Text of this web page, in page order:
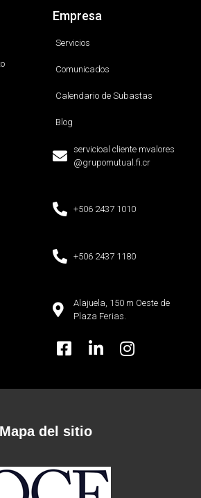
Empresa
Servicios
Comunicados
Calendario de Subastas
Blog
servicioal cliente mvalores
@grupomutual.fi.cr
+506 2437 1010
+506 2437 1180
Alajuela, 150 m Oeste de
Plaza Ferias.
Mapa del sitio